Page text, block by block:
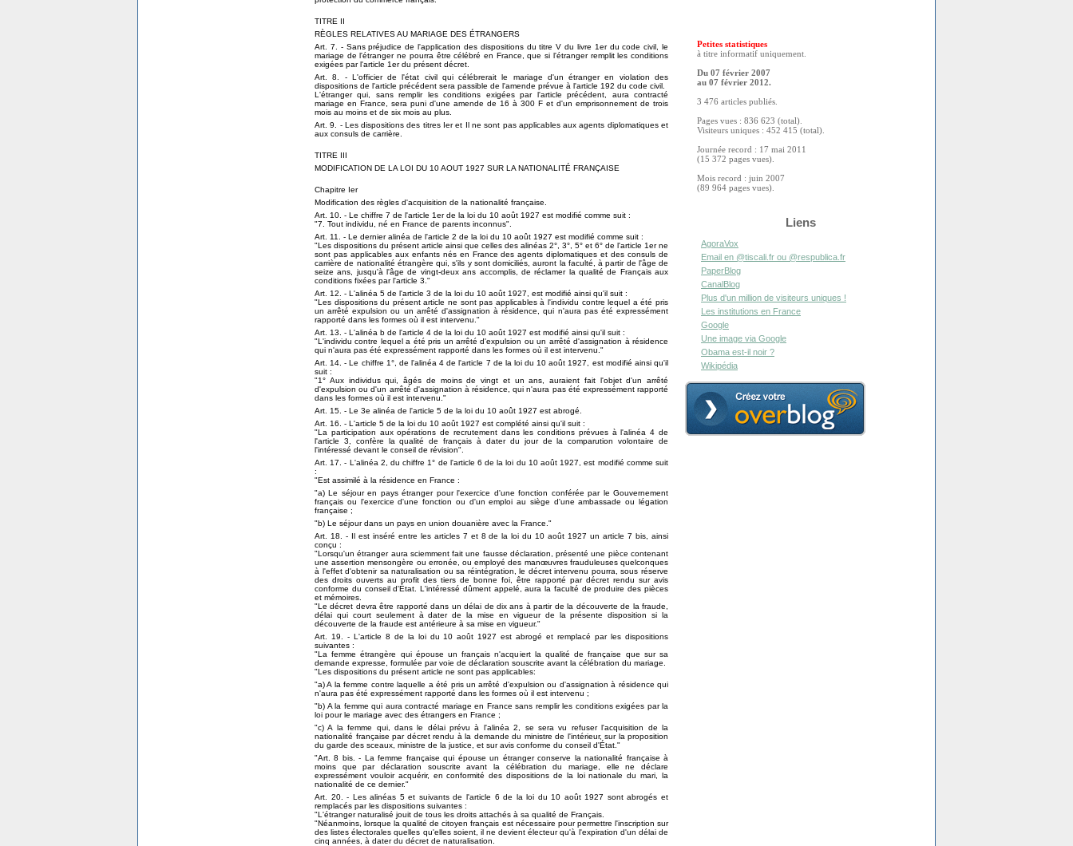
TITRE II
RÈGLES RELATIVES AU MARIAGE DES ÉTRANGERS
Art. 7. - Sans préjudice de l'application des dispositions du titre V du livre 1er du code civil, le
mariage de l'étranger ne pourra être célébré en France, que si l'étranger remplit les conditions
exigées par l'article 1er du présent décret.
Art. 8. - L'officier de l'état civil qui célébrerait le mariage d'un étranger en violation des
dispositions de l'article précédent sera passible de l'amende prévue à l'article 192 du code civil.
L'étranger qui, sans remplir les conditions exigées par l'article précédent, aura contracté
mariage en France, sera puni d'une amende de 16 à 300 F et d'un emprisonnement de trois
mois au moins et de six mois au plus.
Art. 9. - Les dispositions des titres Ier et Il ne sont pas applicables aux agents diplomatiques et
aux consuls de carrière.
TITRE III
MODIFICATION DE LA LOI DU 10 AOUT 1927 SUR LA NATIONALITÉ FRANÇAISE
Chapitre Ier
Modification des règles d'acquisition de la nationalité française.
Art. 10. - Le chiffre 7 de l'article 1er de la loi du 10 août 1927 est modifié comme suit :
"7. Tout individu, né en France de parents inconnus".
Art. 11. - Le dernier alinéa de l'article 2 de la loi du 10 août 1927 est modifié comme suit :
"Les dispositions du présent article ainsi que celles des alinéas 2°, 3°, 5° et 6° de l'article 1er ne
sont pas applicables aux enfants nés en France des agents diplomatiques et des consuls de
carrière de nationalité étrangère qui, s'ils y sont domiciliés, auront la faculté, à partir de l'âge de
seize ans, jusqu'à l'âge de vingt-deux ans accomplis, de réclamer la qualité de Français aux
conditions fixées par l'article 3."
Art. 12. - L'alinéa 5 de l'article 3 de la loi du 10 août 1927, est modifié ainsi qu'il suit :
"Les dispositions du présent article ne sont pas applica­bles à l'individu contre lequel a été pris
un arrêté expulsion ou un arrêté d'assignation à résidence, qui n'aura pas été expressément
rapporté dans les formes où il est intervenu."
Art. 13. - L'alinéa b de l'article 4 de la loi du 10 août 1927 est modifié ainsi qu'il suit :
"L'individu contre lequel a été pris un arrêté d'expulsion ou un arrêté d'assignation à résidence
qui n'aura pas été expressément rapporté dans les formes où il est inter­venu."
Art. 14. - Le chiffre 1°, de l'alinéa 4 de l'article 7 de la loi du 10 août 1927, est modifié ainsi qu'il
suit :
"1° Aux individus qui, âgés de moins de vingt et un ans, auraient fait l'objet d'un arrêté
d'expulsion ou d'un arrêté d'assignation à résidence, qui n'aura pas été expressément rapporté
dans les formes où il est intervenu."
Art. 15. - Le 3e alinéa de l'article 5 de la loi du 10 août 1927 est abrogé.
Art. 16. - L'article 5 de la loi du 10 août 1927 est complété ainsi qu'il suit :
"La participation aux opérations de recrutement dans les conditions prévues à l'alinéa 4 de
l'article 3, confère la qualité de français à dater du jour de la comparution volontaire de
l'intéressé devant le conseil de révision".
Art. 17. - L'alinéa 2, du chiffre 1° de l'article 6 de la loi du 10 août 1927, est modifié comme suit
:
"Est assimilé à la résidence en France :
"a) Le séjour en pays étranger pour l'exercice d'une fonction conférée par le Gouvernement
français ou l'exer­cice d'une fonction ou d'un emploi au siège d'une ambassade ou légation
française ;
"b) Le séjour dans un pays en union douanière avec la France."
Art. 18. - Il est inséré entre les articles 7 et 8 de la loi du 10 août 1927 un article 7 bis, ainsi
conçu :
"Lorsqu'un étranger aura sciemment fait une fausse déclaration, présenté une pièce contenant
une assertion mensongère ou erronée, ou employé des manœuvres frauduleuses quelconques
à l'effet d'obtenir sa naturalisa­tion ou sa réintégration, le décret intervenu pourra, sous réserve
des droits ouverts au profit des tiers de bonne foi, être rapporté par décret rendu sur avis
conforme du conseil d'État. L'intéressé dûment appelé, aura la faculté de produire des pièces
et mémoires.
"Le décret devra être rapporté dans un délai de dix ans à partir de la découverte de la fraude,
délai qui court seulement à dater de la mise en vigueur de la présente disposition si la
découverte de la fraude est antérieure à sa mise en vigueur."
Art. 19. - L'article 8 de la loi du 10 août 1927 est abrogé et remplacé par les dispositions
suivantes :
"La femme étrangère qui épouse un français n'acquiert la qualité de française que sur sa
demande expresse, formulée par voie de déclaration souscrite avant la célébration du mariage.
"Les dispositions du présent article ne sont pas applica­bles:
"a) A la femme contre laquelle a été pris un arrêté d'expulsion ou d'assignation à résidence qui
n'aura pas été expressément rapporté dans les formes où il est intervenu ;
"b) A la femme qui aura contracté mariage en France sans remplir les conditions exigées par la
loi pour le mariage avec des étrangers en France ;
"c) A la femme qui, dans le délai prévu à l'alinéa 2, se sera vu refuser l'acquisition de la
nationalité française par décret rendu à la demande du ministre de l'intérieur, sur la proposition
du garde des sceaux, ministre de la justice, et sur avis conforme du conseil d'État."
"Art. 8 bis. - La femme française qui épouse un étranger conserve la nationalité française à
moins que par déclaration souscrite avant la célébration du mariage, elle ne déclare
expressément vouloir acquérir, en conformité des disposi­tions de la loi nationale du mari, la
nationalité de ce dernier."
Art. 20. - Les alinéas 5 et suivants de l'article 6 de la loi du 10 août 1927 sont abrogés et
remplacés par les dispositions suivantes :
"L'étranger naturalisé jouit de tous les droits attachés à sa qualité de Français.
"Néanmoins, lorsque la qualité de citoyen français est nécessaire pour permettre l'inscription sur
des listes électorales quelles qu'elles soient, il ne devient électeur qu'à l'expiration d'un délai de
cinq années, à dater du décret de naturalisation.
Petites statistiques
à titre informatif uniquement.
Du 07 février 2007
au 07 février 2012.
3 476 articles publiés.
Pages vues : 836 623 (total).
Visiteurs uniques : 452 415 (total).
Journée record : 17 mai 2011
(15 372 pages vues).
Mois record : juin 2007
(89 964 pages vues).
Liens
AgoraVox
Email en @tiscali.fr ou @respublica.fr
PaperBlog
CanalBlog
Plus d'un million de visiteurs uniques !
Les institutions en France
Google
Une image via Google
Obama est-il noir ?
Wikipédia